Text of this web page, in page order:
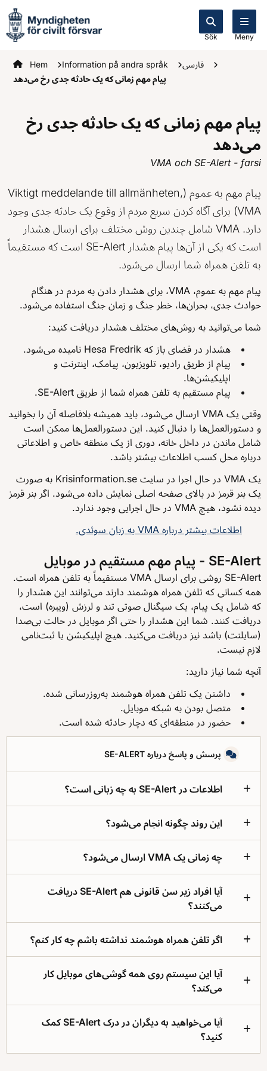
Sök Meny
Startsidan
Hem Information på andra språk
پیام مهم زمانی که یک حادثه جدی رخ می‌دهد
پیام مهم زمانی که یک حادثه جدی رخ
می‌دهد
VMA och SE-Alert - farsi
پیام مهم به عموم (Viktigt meddelande till allmänheten,
VMA) برای آگاه کردن سریع مردم از وقوع یک حادثه جدی وجود
دارد. VMA شامل چندین روش مختلف برای ارسال هشدار
است که یکی از آن‌ها پیام هشدار SE-Alert است که مستقیماً
به تلفن همراه شما ارسال می‌شود.
پیام مهم به عموم، VMA، برای هشدار دادن به مردم در هنگام
حوادث جدی، بحران‌ها، خطر جنگ و زمان جنگ استفاده می‌شود.
شما می‌توانید به روش‌های مختلف هشدار دریافت کنید:
هشدار در فضای باز که Hesa Fredrik نامیده می‌شود.
پیام از طریق رادیو، تلویزیون، پیامک، اینترنت و
اپلیکیشن‌ها.
پیام مستقیم به تلفن همراه شما از طریق SE-Alert.
وقتی یک VMA ارسال می‌شود، باید همیشه بلافاصله آن را بخوانید
و دستورالعمل‌ها را دنبال کنید. این دستورالعمل‌ها ممکن است
شامل ماندن در داخل خانه، دوری از یک منطقه خاص و اطلاعاتی
درباره محل کسب اطلاعات بیشتر باشد.
یک VMA در حال اجرا در سایت Krisinformation.se به صورت
یک بنر قرمز در بالای صفحه اصلی نمایش داده می‌شود. اگر بنر قرمز
دیده نشود، هیچ VMA در حال اجرایی وجود ندارد.
اطلاعات بیشتر درباره VMA به زبان سوئدی.
SE-Alert - پیام مهم مستقیم در موبایل
SE-Alert روشی برای ارسال VMA مستقیماً به تلفن همراه است.
همه کسانی که تلفن همراه هوشمند دارند می‌توانند این هشدار را
که شامل یک پیام، یک سیگنال صوتی تند و لرزش (ویبره) است،
دریافت کنند. شما این هشدار را حتی اگر موبایل در حالت بی‌صدا
(سایلنت) باشد نیز دریافت می‌کنید. هیچ اپلیکیشن یا ثبت‌نامی
لازم نیست.
آنچه شما نیاز دارید:
داشتن یک تلفن همراه هوشمند به‌روزرسانی شده.
متصل بودن به شبکه موبایل.
حضور در منطقه‌ای که دچار حادثه شده است.
پرسش و پاسخ درباره SE-ALERT
اطلاعات در SE-Alert به چه زبانی است؟
این روند چگونه انجام می‌شود؟
چه زمانی یک VMA ارسال می‌شود؟
آیا افراد زیر سن قانونی هم SE-Alert دریافت
می‌کنند؟
اگر تلفن همراه هوشمند نداشته باشم چه کار کنم؟
آیا این سیستم روی همه گوشی‌های موبایل کار
می‌کند؟
آیا می‌خواهید به دیگران در درک SE-Alert کمک
کنید؟